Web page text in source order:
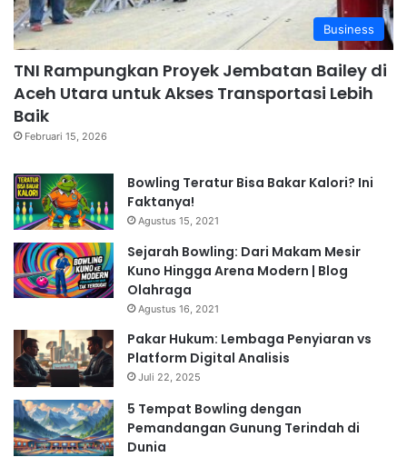
Business
TNI Rampungkan Proyek Jembatan Bailey di
Aceh Utara untuk Akses Transportasi Lebih
Baik
Februari 15, 2026
Bowling Teratur Bisa Bakar Kalori? Ini
Faktanya!
Agustus 15, 2021
Sejarah Bowling: Dari Makam Mesir
Kuno Hingga Arena Modern | Blog
Olahraga
Agustus 16, 2021
Pakar Hukum: Lembaga Penyiaran vs
Platform Digital Analisis
Juli 22, 2025
5 Tempat Bowling dengan
Pemandangan Gunung Terindah di
Dunia